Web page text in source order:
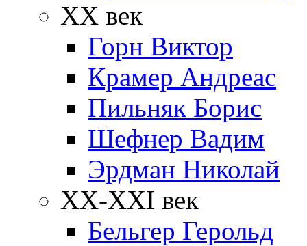
XX век
Горн Виктор
Крамер Андреас
Пильняк Борис
Шефнер Вадим
Эрдман Николай
ХХ-XXI век
Бельгер Герольд